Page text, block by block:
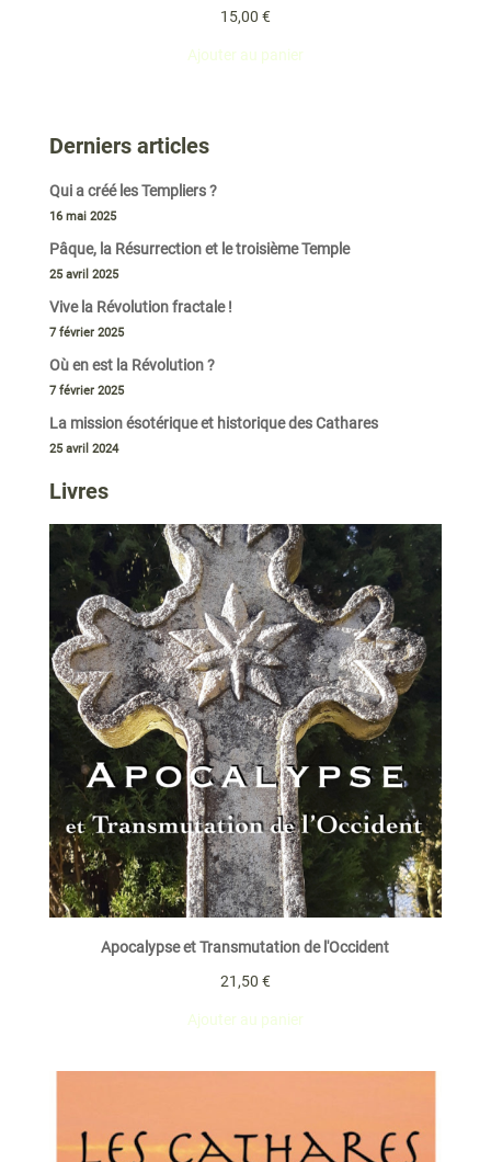
15,00 €
Ajouter au panier
Derniers articles
Qui a créé les Templiers ?
16 mai 2025
Pâque, la Résurrection et le troisième Temple
25 avril 2025
Vive la Révolution fractale !
7 février 2025
Où en est la Révolution ?
7 février 2025
La mission ésotérique et historique des Cathares
25 avril 2024
Livres
Apocalypse et Transmutation de l'Occident
21,50 €
Ajouter au panier